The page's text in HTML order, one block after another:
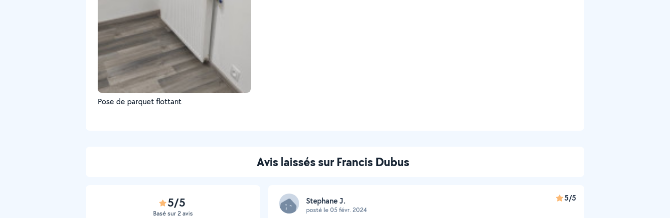
Pose de parquet flottant
Avis laissés sur Francis Dubus
5/5
Basé sur 2 avis
Stephane J.
posté le 05 févr. 2024
5/5